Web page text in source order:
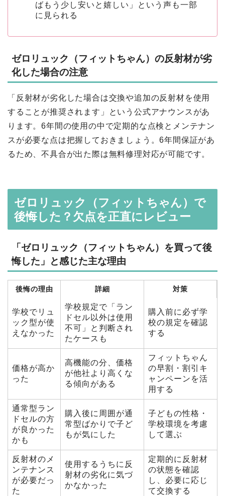
ばもう少し安いと嬉しい」という声も一部
に見られる
ゼロリュック（フィットちゃん）の反射材が劣
化した場合の注意
「反射材が劣化した場合は交換や追加の反射材を使用
することが推奨されます」という公式アナウンスがあ
ります。6年間の使用の中で定期的な点検とメンテナン
スが必要な点は把握しておきましょう。6年間保証があ
るため、不具合が出た際は無料修理対応が可能です。
ゼロリュック（フィットちゃん）で
後悔した？欠点を正直にレビュー
「ゼロリュック（フィットちゃん）を買って後
悔した」と感じた主な理由
後悔の理由 詳細 対策
学校でリュ
ック型が使
えなかった
学校規定で「ラン
ドセル以外は使用
不可」と判断され
たケースも
購入前に必ず学
校の規定を確認
する
価格が高か
った
高機能の分、価格
が他社より高くな
る傾向がある
フィットちゃん
の早割・割引キ
ャンペーンを活
用する
通常型ラン
ドセルの方
が良かった
かも
購入後に周囲が通
常型ばかりで子ど
もが気にした
子どもの性格・
学校環境を考慮
して選ぶ
反射材のメ
ンテナンス
が必要だっ
た
使用するうちに反
射材の劣化に気づ
かなかった
定期的に反射材
の状態を確認
し、必要に応じ
て交換する